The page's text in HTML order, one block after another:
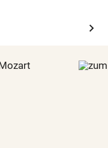
chevron_right